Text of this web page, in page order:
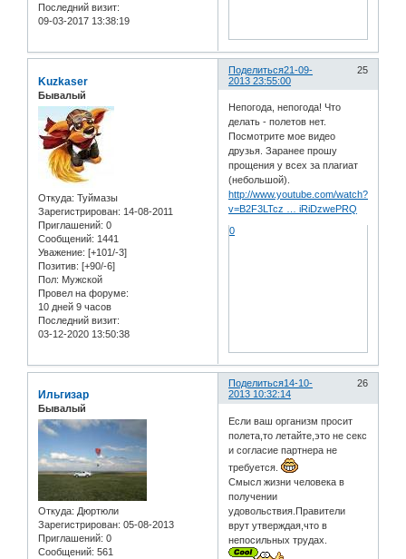
Последний визит:
09-03-2017 13:38:19
Поделиться 25
21-09-
2013 23:55:00
Kuzkaser
Бывалый
Откуда: Туймазы
Зарегистрирован: 14-08-2011
Приглашений: 0
Сообщений: 1441
Уважение: [+101/-3]
Позитив: [+90/-6]
Пол: Мужской
Провел на форуме:
10 дней 9 часов
Последний визит:
03-12-2020 13:50:38
Непогода, непогода! Что
делать - полетов нет.
Посмотрите мое видео
друзья. Заранее прошу
прощения у всех за плагиат
(небольшой).
http://www.youtube.com/watch?
v=B2F3LTcz … iRiDzwePRQ
0
Поделиться 26
14-10-
2013 10:32:14
Ильгизар
Бывалый
Откуда: Дюртюли
Зарегистрирован: 05-08-2013
Приглашений: 0
Сообщений: 561
Если ваш организм просит
полета,то летайте,это не секс
и согласие партнера не
требуется.
Смысл жизни человека в
получении
удовольствия.Правители
врут утверждая,что в
непосильных трудах.